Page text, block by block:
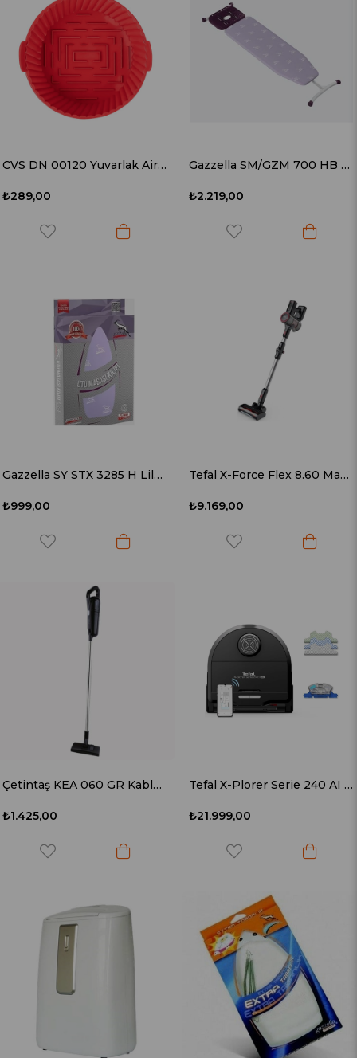
CVS DN 00120 Yuvarlak Airfryer Pişirme Kalıbı
₺289,00
Gazzella SM/GZM 700 HB Handy Board Ütü Masası
₺2.219,00
Gazzella SY STX 3285 H Lila Keçeli Ütü Masası Kılıfı
₺999,00
Tefal X-Force Flex 8.60 Max TY6T90TR Şarjlı Dikey Süpürge
₺9.169,00
Çetintaş KEA 060 GR Kablolu Led Ekranlı Dik Süpürge
₺1.425,00
Tefal X-Plorer Serie 240 AI RG9675 Akıllı Robot Süpürge
₺21.999,00